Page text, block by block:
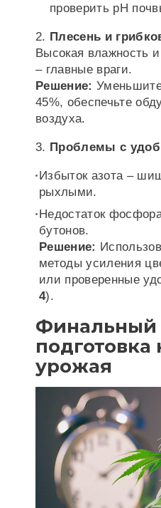
проверить pH
2. Плесень и
Высокая влажность
– главные враги.
Решение:
45%, обеспечьте
воздуха.
3. Проблемы с
Избыток азота –
рыхлыми.
Недостаток
бутонов.
Решение:
методы усиления
или проверенные
4).
Финальный
подготовка
урожая